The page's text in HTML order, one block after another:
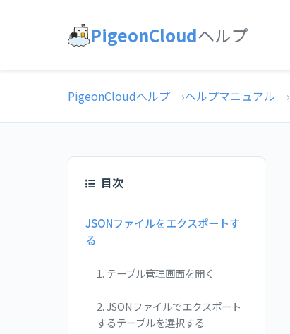
PigeonCloudヘルプ
PigeonCloudヘルプ ヘルプマニュアル
目次
JSONファイルをエクスポートす
る
1. テーブル管理画面を開く
2. JSONファイルでエクスポート
するテーブルを選択する